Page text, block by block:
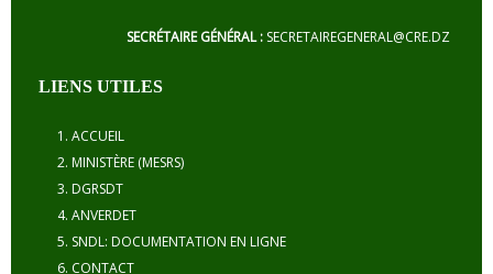
SECRÉTAIRE GÉNÉRAL : SECRETAIREGENERAL@CRE.DZ
LIENS UTILES
ACCUEIL
MINISTÈRE (MESRS)
DGRSDT
ANVERDET
SNDL: DOCUMENTATION EN LIGNE
CONTACT